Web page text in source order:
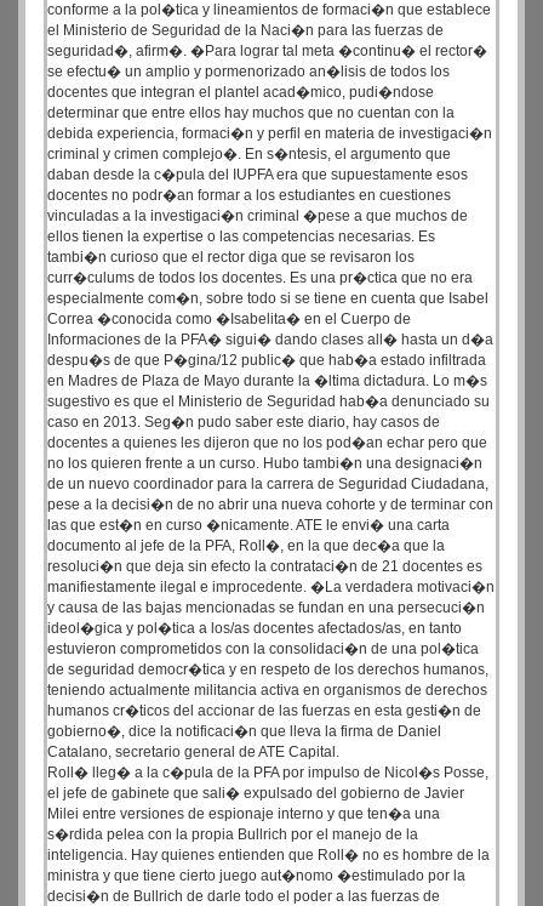
conforme a la pol�tica y lineamientos de formaci�n que establece
el Ministerio de Seguridad de la Naci�n para las fuerzas de
seguridad�, afirm�. �Para lograr tal meta �continu� el rector�
se efectu� un amplio y pormenorizado an�lisis de todos los
docentes que integran el plantel acad�mico, pudi�ndose
determinar que entre ellos hay muchos que no cuentan con la
debida experiencia, formaci�n y perfil en materia de investigaci�n
criminal y crimen complejo�. En s�ntesis, el argumento que
daban desde la c�pula del IUPFA era que supuestamente esos
docentes no podr�an formar a los estudiantes en cuestiones
vinculadas a la investigaci�n criminal �pese a que muchos de
ellos tienen la expertise o las competencias necesarias. Es
tambi�n curioso que el rector diga que se revisaron los
curr�culums de todos los docentes. Es una pr�ctica que no era
especialmente com�n, sobre todo si se tiene en cuenta que Isabel
Correa �conocida como �Isabelita� en el Cuerpo de
Informaciones de la PFA� sigui� dando clases all� hasta un d�a
despu�s de que P�gina/12 public� que hab�a estado infiltrada
en Madres de Plaza de Mayo durante la �ltima dictadura. Lo m�s
sugestivo es que el Ministerio de Seguridad hab�a denunciado su
caso en 2013. Seg�n pudo saber este diario, hay casos de
docentes a quienes les dijeron que no los pod�an echar pero que
no los quieren frente a un curso. Hubo tambi�n una designaci�n
de un nuevo coordinador para la carrera de Seguridad Ciudadana,
pese a la decisi�n de no abrir una nueva cohorte y de terminar con
las que est�n en curso �nicamente. ATE le envi� una carta
documento al jefe de la PFA, Roll�, en la que dec�a que la
resoluci�n que deja sin efecto la contrataci�n de 21 docentes es
manifiestamente ilegal e improcedente. �La verdadera motivaci�n
y causa de las bajas mencionadas se fundan en una persecuci�n
ideol�gica y pol�tica a los/as docentes afectados/as, en tanto
estuvieron comprometidos con la consolidaci�n de una pol�tica
de seguridad democr�tica y en respeto de los derechos humanos,
teniendo actualmente militancia activa en organismos de derechos
humanos cr�ticos del accionar de las fuerzas en esta gesti�n de
gobierno�, dice la notificaci�n que lleva la firma de Daniel
Catalano, secretario general de ATE Capital.
Roll� lleg� a la c�pula de la PFA por impulso de Nicol�s Posse,
el jefe de gabinete que sali� expulsado del gobierno de Javier
Milei entre versiones de espionaje interno y que ten�a una
s�rdida pelea con la propia Bullrich por el manejo de la
inteligencia. Hay quienes entienden que Roll� no es hombre de la
ministra y que tiene cierto juego aut�nomo �estimulado por la
decisi�n de Bullrich de darle todo el poder a las fuerzas de